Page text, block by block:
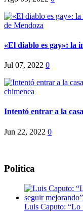
«El diablo es gay»: la
Jul 07, 2022 0
Intentó entrar a la
Jun 22, 2022 0
Politica
Luis Caputo: “Lo